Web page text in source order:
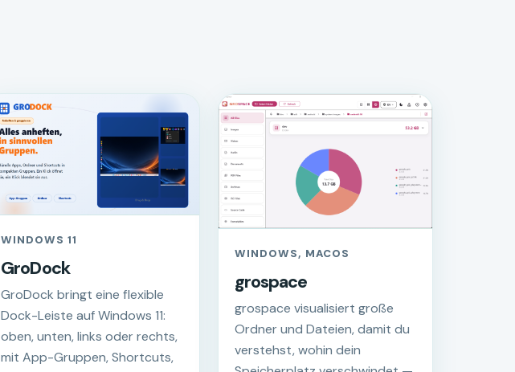
WINDOWS 11
GroDock
GroDock bringt eine flexible
Dock-Leiste auf Windows 11:
oben, unten, links oder rechts,
mit App-Gruppen, Shortcuts,
WINDOWS, MACOS
grospace
grospace visualisiert große
Ordner und Dateien, damit du
verstehst, wohin dein